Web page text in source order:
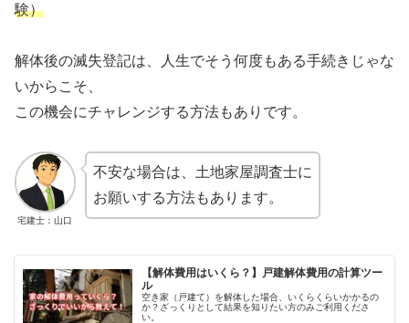
験）
解体後の滅失登記は、人生でそう何度もある手続きじゃな
いからこそ、
この機会にチャレンジする方法もありです。
宅建士：山口
不安な場合は、土地家屋調査士に
お願いする方法もあります。
【解体費用はいくら？】戸建解体費用の計算ツー
ル
空き家（戸建て）を解体した場合、いくらくらいかかるの
か？ざっくりとして結果を知りたい方のみご利用くださ
い。